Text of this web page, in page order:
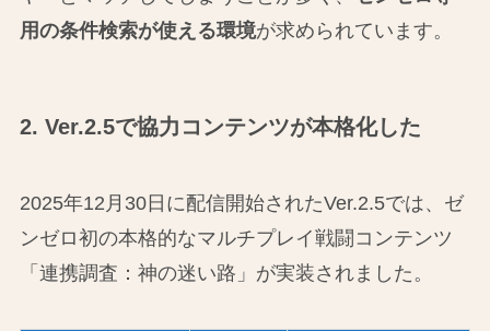
用の条件検索が使える環境が求められています。
2. Ver.2.5で協力コンテンツが本格化した
2025年12月30日に配信開始されたVer.2.5では、ゼ
ンゼロ初の本格的なマルチプレイ戦闘コンテンツ
「連携調査：神の迷い路」が実装されました。